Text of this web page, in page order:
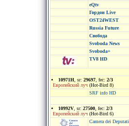
eQtv
Гордон Live
OST24WEST
Russia Future
Свобода
Svoboda News
Svoboda+
TV8 HD
10971H , sr: 29697 , fec: 2/3
Европейский луч (Hot-Bird 8)
SRF info HD
10992V , sr: 27500 , fec: 2/3
Европейский луч (Hot-Bird 6)
Camera dei Deputati